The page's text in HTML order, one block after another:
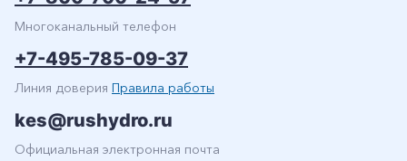
Многоканальный телефон
+7-495-785-09-37
Линия доверия Правила работы
kes@rushydro.ru
Официальная электронная почта